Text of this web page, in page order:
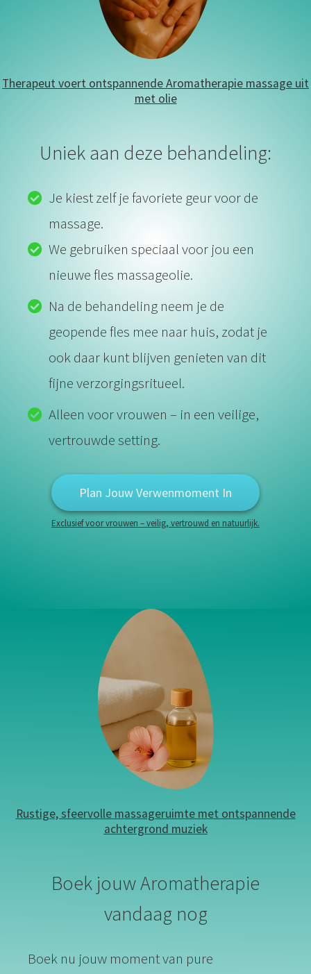
Therapeut voert ontspannende Aromatherapie massage uit
met olie
Uniek aan deze behandeling:
Je kiest zelf je favoriete geur voor de
massage.
We gebruiken speciaal voor jou een
nieuwe fles massageolie.
Na de behandeling neem je de
geopende fles mee naar huis, zodat je
ook daar kunt blijven genieten van dit
fijne verzorgingsritueel.
Alleen voor vrouwen – in een veilige,
vertrouwde setting.
Plan Jouw Verwenmoment In
Exclusief voor vrouwen – veilig, vertrouwd en natuurlijk.
Rustige, sfeervolle massageruimte met ontspannende
achtergrond muziek
Boek jouw Aromatherapie
vandaag nog
Boek nu jouw moment van pure